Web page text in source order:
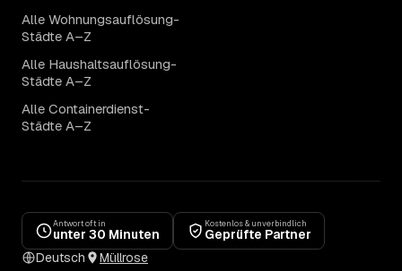
Alle Wohnungsauflösung-
Städte A–Z
Alle Haushaltsauflösung-
Städte A–Z
Alle Containerdienst-
Städte A–Z
Antwort oft in
unter 30 Minuten
Kostenlos & unverbindlich
Geprüfte Partner
Deutsch
Müllrose